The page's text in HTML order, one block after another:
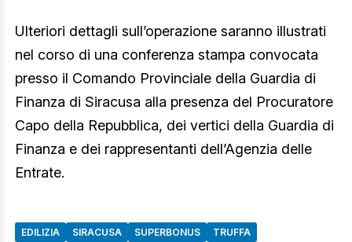
Ulteriori dettagli sull’operazione saranno illustrati
nel corso di una conferenza stampa convocata
presso il Comando Provinciale della Guardia di
Finanza di Siracusa alla presenza del Procuratore
Capo della Repubblica, dei vertici della Guardia di
Finanza e dei rappresentanti dell’Agenzia delle
Entrate.
EDILIZIA SIRACUSA SUPERBONUS TRUFFA